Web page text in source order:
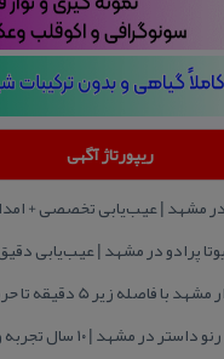
ریپورتاژ آگهی
در مشهد | عیب‌یابی تخصصی +
پرادو در مشهد | عیب‌یابی
فاصله زیر 5 دقیقه تا حرم
| ۱۰ سال تجربه و امداد خودرو